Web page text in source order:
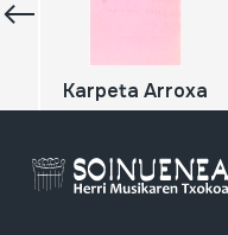
Karpeta Arroxa